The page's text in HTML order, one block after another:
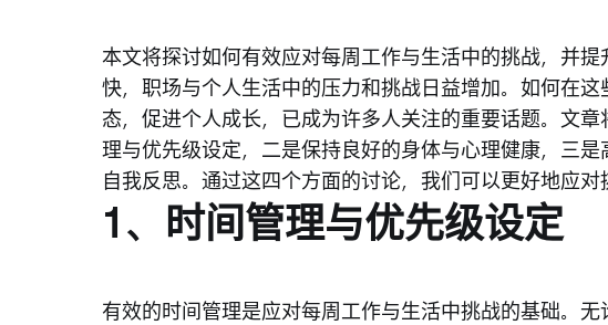
本文将探讨如何有效应对每周工作与生活中的挑战，并
快，职场与个人生活中的压力和挑战日益增加。如何在
态，促进个人成长，已成为许多人关注的重要话题。文
理与优先级设定，二是保持良好的身体与心理健康，三
自我反思。通过这四个方面的讨论，我们可以更好地应对
1、时间管理与优先级设定
有效的时间管理是应对每周工作与生活中挑战的基础。